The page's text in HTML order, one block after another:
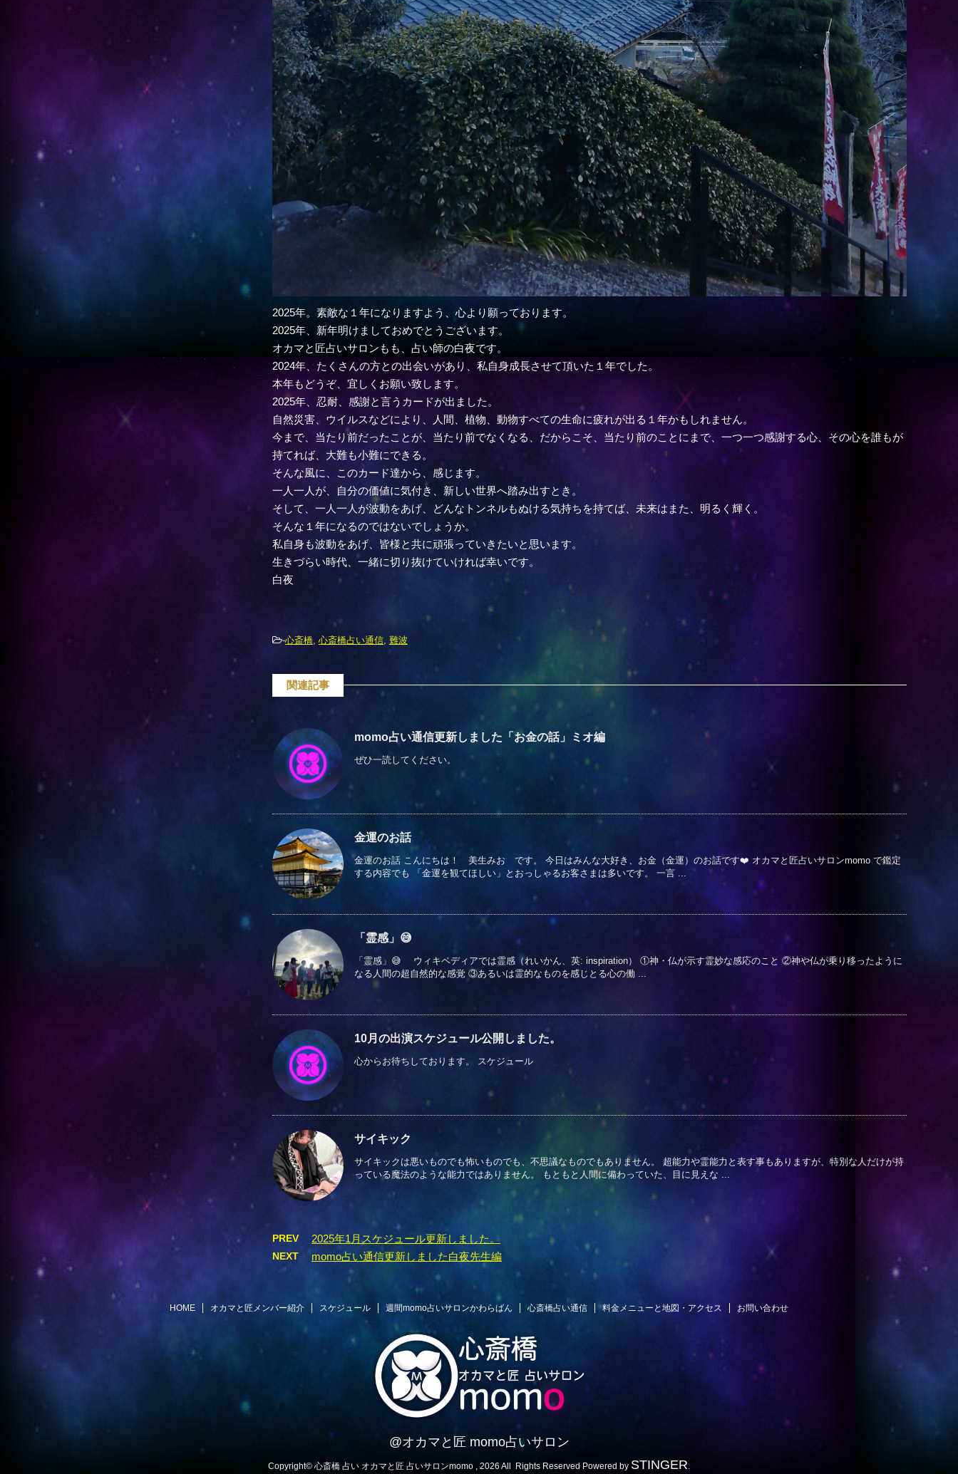
2025年。素敵な１年になりますよう、心より願っております。
2025年、新年明けましておめでとうございます。
オカマと匠占いサロンもも、占い師の白夜です。
2024年、たくさんの方との出会いがあり、私自身成長させて頂いた１年でした。
本年もどうぞ、宜しくお願い致します。
2025年、忍耐、感謝と言うカードが出ました。
自然災害、ウイルスなどにより、人間、植物、動物すべての生命に疲れが出る１年かもしれません。
今まで、当たり前だったことが、当たり前でなくなる、だからこそ、当たり前のことにまで、一つ一つ感謝する心、その心を誰もが
持てれば、大難も小難にできる。
そんな風に、このカード達から、感じます。
一人一人が、自分の価値に気付き、新しい世界へ踏み出すとき。
そして、一人一人が波動をあげ、どんなトンネルもぬける気持ちを持てば、未来はまた、明るく輝く。
そんな１年になるのではないでしょうか。
私自身も波動をあげ、皆様と共に頑張っていきたいと思います。
生きづらい時代、一緒に切り抜けていければ幸いです。
白夜
-心斎橋, 心斎橋占い通信, 難波
関連記事
momo占い通信更新しました「お金の話」ミオ編
ぜひ一読してください。
金運のお話
金運のお話 こんにちは！ 美生みお です。 今日はみんな大好き、お金（金運）のお話です❤️ オカマと匠占いサロンmomo で鑑定
する内容でも 「金運を観てほしい」とおっしゃるお客さまは多いです。 一言 ...
「霊感」😅
「霊感」😅 ウィキペディアでは霊感（れいかん、英: inspiration） ①神・仏が示す霊妙な感応のこと ②神や仏が乗り移ったように
なる人間の超自然的な感覚 ③あるいは霊的なものを感じとる心の働 ...
10月の出演スケジュール公開しました。
心からお待ちしております。 スケジュール
サイキック
サイキックは悪いものでも怖いものでも、不思議なものでもありません。 超能力や霊能力と表す事もありますが、特別な人だけが持
っている魔法のような能力ではありません。 もともと人間に備わっていた、目に見えな ...
PREV 2025年1月スケジュール更新しました。
NEXT momo占い通信更新しました白夜先生編
HOME オカマと匠メンバー紹介 スケジュール 週間momo占いサロンかわらばん 心斎橋占い通信 料金メニューと地図・アクセス お問い合わせ
@オカマと匠 momo占いサロン
Copyright© 心斎橋 占い オカマと匠 占いサロンmomo , 2026 All Rights Reserved Powered by STINGER